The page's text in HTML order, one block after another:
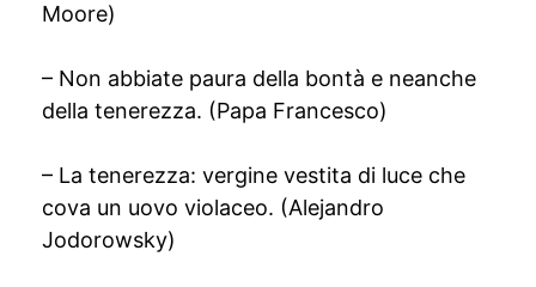
Moore)
– Non abbiate paura della bontà e neanche
della tenerezza. (Papa Francesco)
– La tenerezza: vergine vestita di luce che
cova un uovo violaceo. (Alejandro
Jodorowsky)